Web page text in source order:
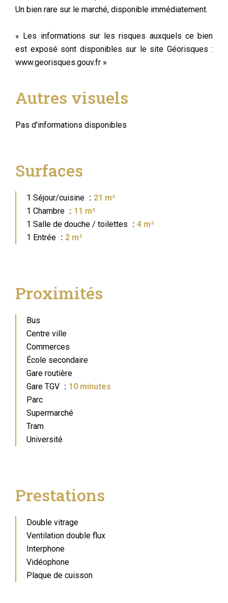
Un bien rare sur le marché, disponible immédiatement.
« Les informations sur les risques auxquels ce bien
est exposé sont disponibles sur le site Géorisques :
www.georisques.gouv.fr »
Autres visuels
Pas d'informations disponibles
Surfaces
1 Séjour/cuisine
21 m²
1 Chambre
11 m²
1 Salle de douche / toilettes
4 m²
1 Entrée
2 m²
Proximités
Bus
Centre ville
Commerces
École secondaire
Gare routière
Gare TGV
10 minutes
Parc
Supermarché
Tram
Université
Prestations
Double vitrage
Ventilation double flux
Interphone
Vidéophone
Plaque de cuisson